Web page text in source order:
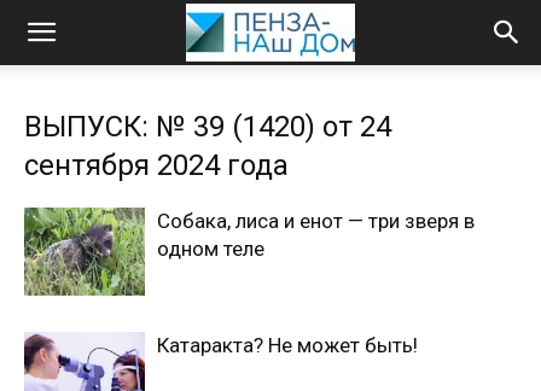
ВЫПУСК: № 39 (1420) от 24
сентября 2024 года
Собака, лиса и енот — три зверя в
одном теле
Катаракта? Не может быть!